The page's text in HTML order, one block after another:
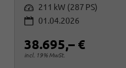
Leistung 211 kW (287 PS)
01.04.2026
38.695,– €
incl. 19% MwSt.